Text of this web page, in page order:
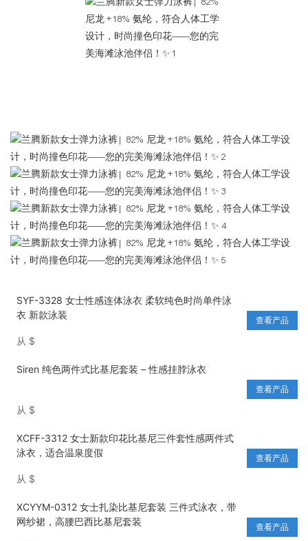
SYF-3328 女士性感连体泳衣 柔软纯色时尚单件泳
衣 新款泳装
从 $
查看产品
Siren 纯色两件式比基尼套装 – 性感挂脖泳衣
从 $
查看产品
XCFF-3312 女士新款印花比基尼三件套性感两件式
泳衣，适合温泉度假
从 $
查看产品
XCYYM-0312 女士扎染比基尼套装 三件式泳衣，带
网纱裙，高腰巴西比基尼套装
查看产品